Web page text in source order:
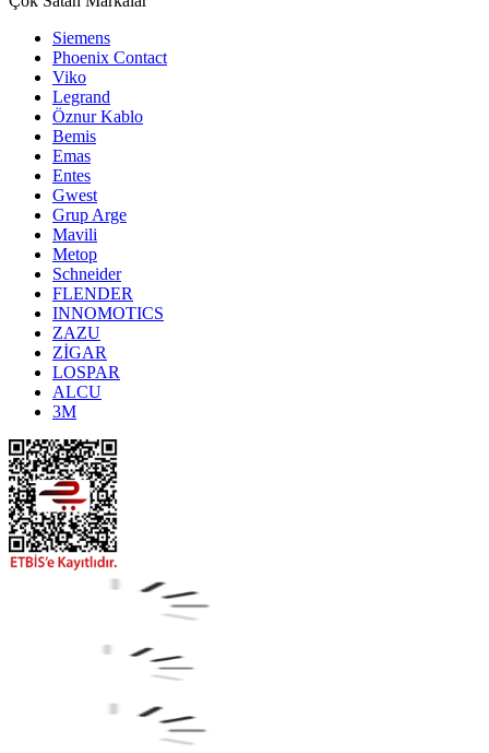
Siemens
Phoenix Contact
Viko
Legrand
Öznur Kablo
Bemis
Emas
Entes
Gwest
Grup Arge
Mavili
Metop
Schneider
FLENDER
INNOMOTICS
ZAZU
ZİGAR
LOSPAR
ALCU
3M